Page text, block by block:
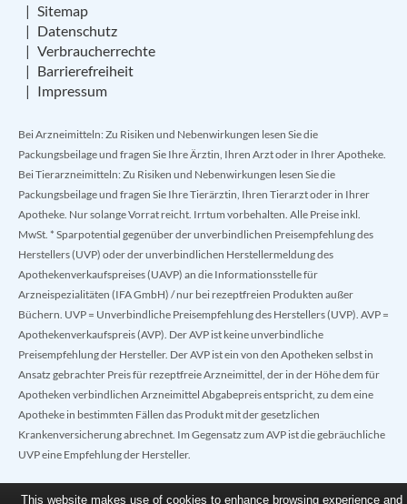
Sitemap
Datenschutz
Verbraucherrechte
Barrierefreiheit
Impressum
Bei Arzneimitteln: Zu Risiken und Nebenwirkungen lesen Sie die
Packungsbeilage und fragen Sie Ihre Ärztin, Ihren Arzt oder in Ihrer Apotheke.
Bei Tierarzneimitteln: Zu Risiken und Nebenwirkungen lesen Sie die
Packungsbeilage und fragen Sie Ihre Tierärztin, Ihren Tierarzt oder in Ihrer
Apotheke. Nur solange Vorrat reicht. Irrtum vorbehalten. Alle Preise inkl.
MwSt. * Sparpotential gegenüber der unverbindlichen Preisempfehlung des
Herstellers (UVP) oder der unverbindlichen Herstellermeldung des
Apothekenverkaufspreises (UAVP) an die Informationsstelle für
Arzneispezialitäten (IFA GmbH) / nur bei rezeptfreien Produkten außer
Büchern. UVP = Unverbindliche Preisempfehlung des Herstellers (UVP). AVP =
Apothekenverkaufspreis (AVP). Der AVP ist keine unverbindliche
Preisempfehlung der Hersteller. Der AVP ist ein von den Apotheken selbst in
Ansatz gebrachter Preis für rezeptfreie Arzneimittel, der in der Höhe dem für
Apotheken verbindlichen Arzneimittel Abgabepreis entspricht, zu dem eine
Apotheke in bestimmten Fällen das Produkt mit der gesetzlichen
Krankenversicherung abrechnet. Im Gegensatz zum AVP ist die gebräuchliche
UVP eine Empfehlung der Hersteller.
This website makes use of cookies to enhance browsing experience and